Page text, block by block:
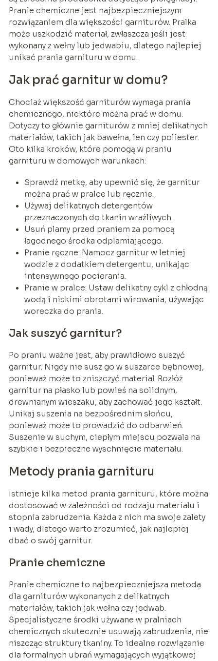
Pranie chemiczne jest najbezpieczniejszym
rozwiązaniem dla większości garniturów. Pralka
może uszkodzić materiał, zwłaszcza jeśli jest
wykonany z wełny lub jedwabiu, dlatego najlepiej
unikać prania garnituru w domu.
Jak prać garnitur w domu?
Chociaż większość garniturów wymaga prania
chemicznego, niektóre można prać w domu.
Dotyczy to głównie garniturów z mniej delikatnych
materiałów, takich jak bawełna, len czy poliester.
Oto kilka kroków, które pomogą w praniu
garnituru w domowych warunkach:
Sprawdź metkę, aby upewnić się, że garnitur
można prać w pralce lub ręcznie.
Używaj delikatnych detergentów
przeznaczonych do tkanin wrażliwych.
Usuń plamy przed praniem za pomocą
łagodnego środka odplamiającego.
Pranie ręczne: Namocz garnitur w letniej
wodzie z dodatkiem detergentu, unikając
intensywnego pocierania.
Pranie w pralce: Ustaw delikatny cykl z chłodną
wodą i niskimi obrotami wirowania, używając
woreczka do prania.
Jak suszyć garnitur?
Po praniu ważne jest, aby prawidłowo suszyć
garnitur. Nigdy nie susz go w suszarce bębnowej,
ponieważ może to zniszczyć materiał. Rozłóż
garnitur na płasko lub powieś na solidnym,
drewnianym wieszaku, aby zachować jego kształt.
Unikaj suszenia na bezpośrednim słońcu,
ponieważ może to prowadzić do odbarwień.
Suszenie w suchym, ciepłym miejscu pozwala na
szybkie i bezpieczne wyschnięcie materiału.
Metody prania garnituru
Istnieje kilka metod prania garnituru, które można
dostosować w zależności od rodzaju materiału i
stopnia zabrudzenia. Każda z nich ma swoje zalety
i wady, dlatego warto zrozumieć, jak najlepiej
dbać o swój garnitur.
Pranie chemiczne
Pranie chemiczne to najbezpieczniejsza metoda
dla garniturów wykonanych z delikatnych
materiałów, takich jak wełna czy jedwab.
Specjalistyczne środki używane w pralniach
chemicznych skutecznie usuwają zabrudzenia, nie
niszcząc struktury tkaniny. To idealne rozwiązanie
dla formalnych ubrań wymagających wyjątkowej